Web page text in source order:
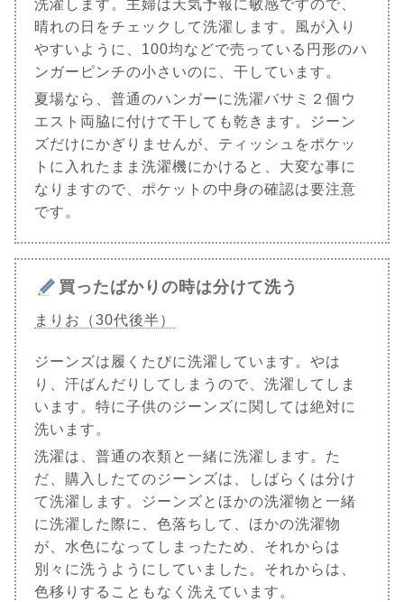
洗濯します。主婦は天気予報に敏感ですので、
晴れの日をチェックして洗濯します。風が入り
やすいように、100均などで売っている円形のハ
ンガーピンチの小さいのに、干しています。
夏場なら、普通のハンガーに洗濯バサミ２個ウ
エスト両脇に付けて干しても乾きます。ジーン
ズだけにかぎりませんが、ティッシュをポケッ
トに入れたまま洗濯機にかけると、大変な事に
なりますので、ポケットの中身の確認は要注意
です。
買ったばかりの時は分けて洗う
まりお（30代後半）
ジーンズは履くたびに洗濯しています。やは
り、汗ばんだりしてしまうので、洗濯してしま
います。特に子供のジーンズに関しては絶対に
洗います。
洗濯は、普通の衣類と一緒に洗濯します。た
だ、購入したてのジーンズは、しばらくは分け
て洗濯します。ジーンズとほかの洗濯物と一緒
に洗濯した際に、色落ちして、ほかの洗濯物
が、水色になってしまったため、それからは
別々に洗うようにしていました。それからは、
色移りすることもなく洗えています。